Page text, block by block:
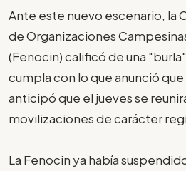
Ante este nuevo escenario, la
de Organizaciones
(Fenocin) calificó de una
cumpla con lo que anunció
anticipó que el jueves se
movilizaciones de carácter
La Fenocin ya había